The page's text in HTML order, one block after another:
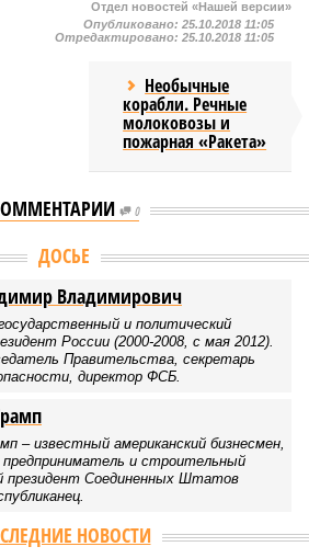
Отдел новостей «Нашей версии»
Опубликовано: 25.10.2018 11:05
Отредактировано: 25.10.2018 11:05
Необычные
корабли. Речные
молоковозы и
пожарная «Ракета»
0
ДОСЬЕ
Владимирович
и политический
России (2000-2008, с мая 2012).
Правительства, секретарь
директор ФСБ.
– известный американский бизнесмен,
предприниматель и строительный
президент Соединенных Штатов
НОВОСТИ